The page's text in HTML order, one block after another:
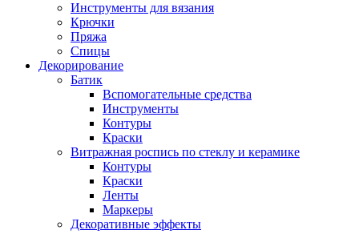
Инструменты для вязания
Крючки
Пряжа
Спицы
Декорирование
Батик
Вспомогательные средства
Инструменты
Контуры
Краски
Витражная роспись по стеклу и керамике
Контуры
Краски
Ленты
Маркеры
Декоративные эффекты